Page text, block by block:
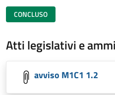
CONCLUSO
Atti legislativi e
avviso M1C1 1.2